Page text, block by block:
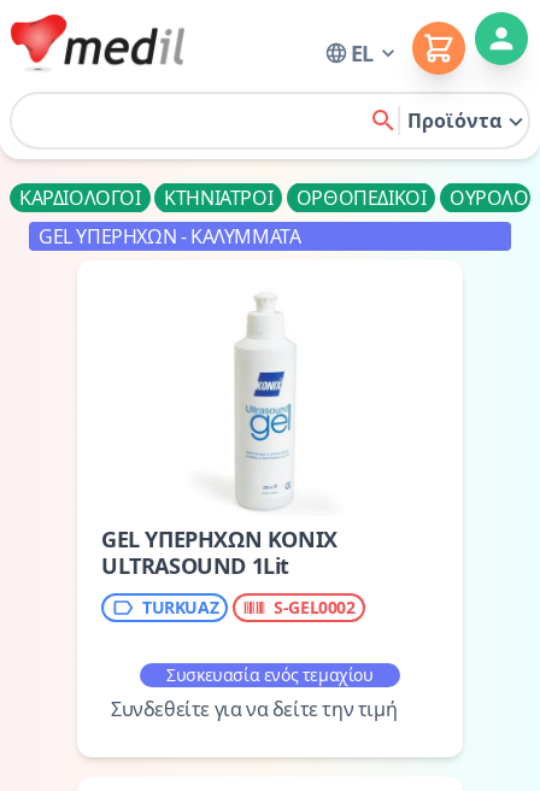
Home EL
Cart
search
Προϊόντα
ΚΑΡΔΙΟΛΟΓΟΙ ΚΤΗΝΙΑΤΡΟΙ ΟΡΘΟΠΕΔΙΚΟΙ
GEL ΥΠΕΡΗΧΩΝ - ΚΑΛΥΜΜΑΤΑ
GEL ΥΠΕΡΗΧΩΝ KONIX
ULTRASOUND 1Lit
TURKUAZ S-GEL0002
Συσκευασία ενός τεμαχίου
Συνδεθείτε για να δείτε την τιμή